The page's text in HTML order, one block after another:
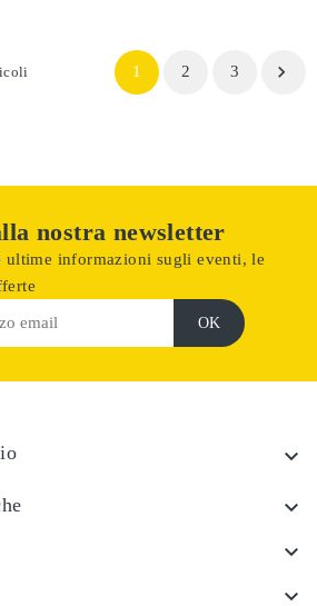
1 2 3 
nostra newsletter
ultime informazioni sugli eventi, le



